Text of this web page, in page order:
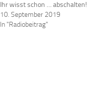
Ihr wisst schon … abschalten!
10. September 2019
In "Radiobeitrag"